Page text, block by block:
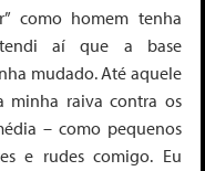
como homem tenha
aí que a base
mudado. Até aquele
minha raiva contra os
– como pequenos
e rudes comigo. Eu